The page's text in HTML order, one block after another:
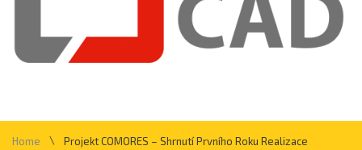
Home \ Projekt COMORES – Shrnutí Prvního Roku Realizace